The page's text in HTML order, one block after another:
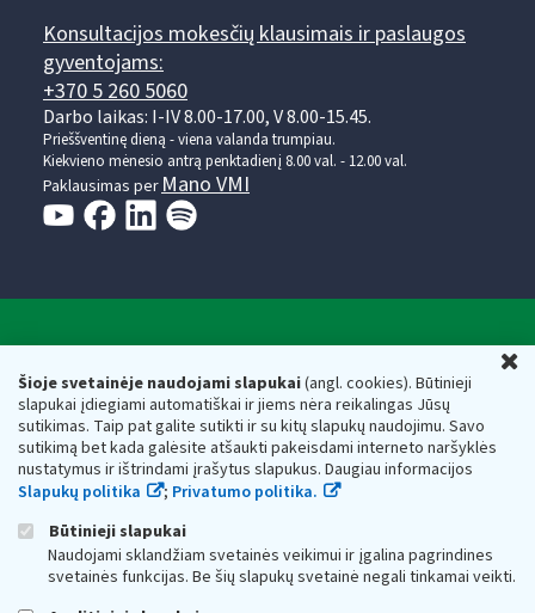
Šioje svetainėje naudojami slapukai(angl. cookies). Būtinieji
slapukai įdiegiami automatiškai ir jiems nėra reikalingas Jūsų
sutikimas. Taip pat galite sutikti ir su kitų slapukų naudojimu. Savo
sutikimą bet kada galėsite atšaukti pakeisdami interneto naršyklės
nustatymus ir ištrindami įrašytus slapukus. Daugiau informacijos
Slapukų politika
; Privatumo politika.
Būtinieji slapukai
Naudojami sklandžiam svetainės veikimui ir įgalina pagrindines
svetainės funkcijas. Be šių slapukų svetainė negali tinkamai veikti.
Konsultacijos mokesčių klausimais ir paslaugos
gyventojams:
+370 5 260 5060
Darbo laikas: I-IV 8.00-17.00, V 8.00-15.45.
Prieššventinę dieną - viena valanda trumpiau.
Kiekvieno mėnesio antrą penktadienį 8.00 val. - 12.00 val.
Paklausimas per Mano VMI
Respublikos finansų ministerijos
Biudžetinė įstaiga. Juridinio asmens kodas — 188659752,
adresas: Vasario 16-osios g. 14, 01107 Vilnius, Lietuva, el.paštas:
vmi@vmi.lt, E. pristatymo dėžutės adresas 188659752
Duomenys apie Valstybinę mokesčių inspekciją prie Lietuvos
Respublikos finansų ministerijos kaupiami ir saugomi Juridinių